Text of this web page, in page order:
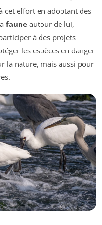
cet effort en adoptant des
faune autour de lui,
à des projets
les espèces en danger
la nature, mais aussi pour